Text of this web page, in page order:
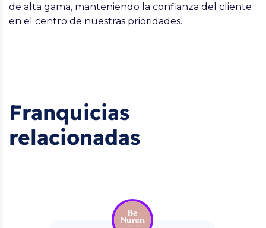
de alta gama, manteniendo la confianza del cliente
en el centro de nuestras prioridades.
Franquicias
relacionadas